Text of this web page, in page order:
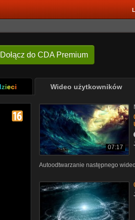
Dołącz do CDA Premium
Wideo użytkowników
07:17
Autoodtwarzanie następnego wideo